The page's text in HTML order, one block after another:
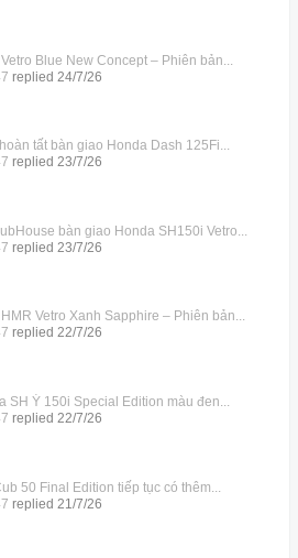
Blue New Concept – Phiên bản...
replied 24/7/26
tất bàn giao Honda Dash 125Fi...
replied 23/7/26
bàn giao Honda SH150i Vetro...
replied 23/7/26
Vetro Xanh Sapphire – Phiên bản...
replied 22/7/26
SH Ý 150i Special Edition màu đen...
replied 22/7/26
50 Final Edition tiếp tục có thêm...
replied 21/7/26